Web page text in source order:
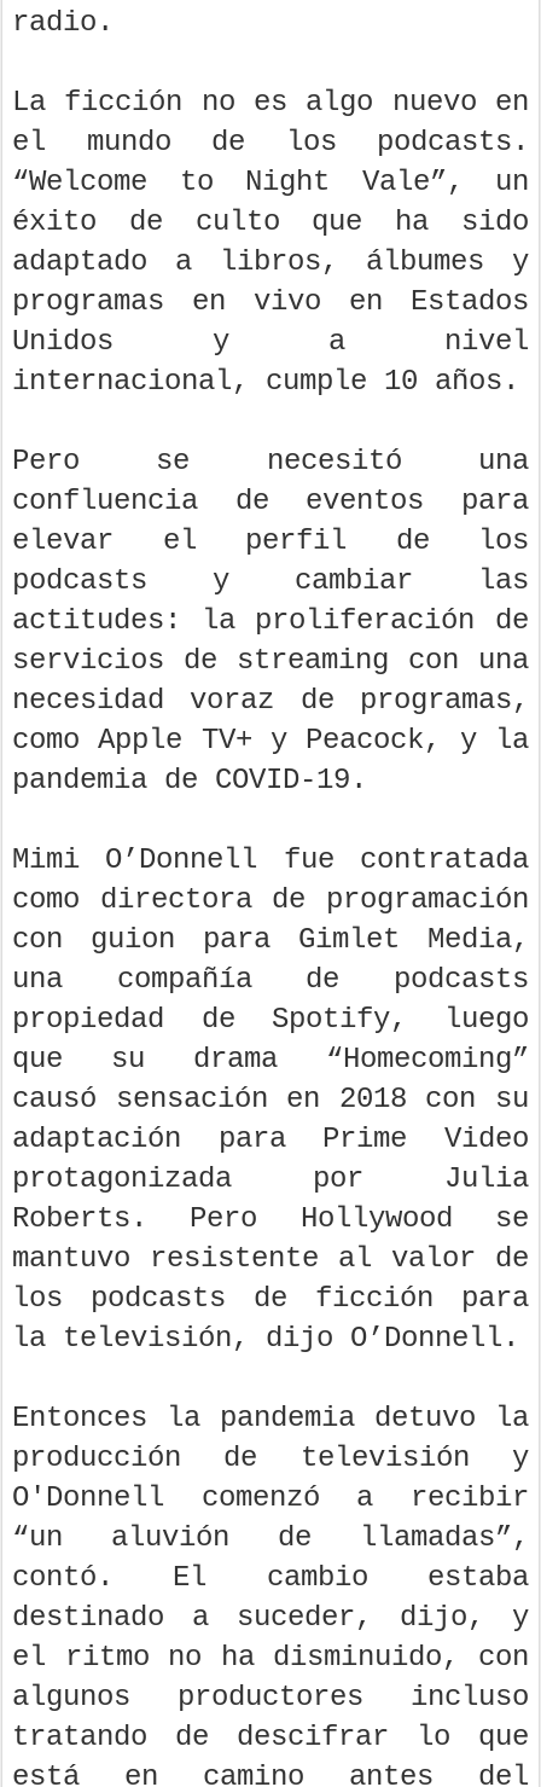
radio.
La ficción no es algo nuevo en
el mundo de los podcasts.
“Welcome to Night Vale”, un
éxito de culto que ha sido
adaptado a libros, álbumes y
programas en vivo en Estados
Unidos y a nivel
internacional, cumple 10 años.
Pero se necesitó una
confluencia de eventos para
elevar el perfil de los
podcasts y cambiar las
actitudes: la proliferación de
servicios de streaming con una
necesidad voraz de programas,
como Apple TV+ y Peacock, y la
pandemia de COVID-19.
Mimi O’Donnell fue contratada
como directora de programación
con guion para Gimlet Media,
una compañía de podcasts
propiedad de Spotify, luego
que su drama “Homecoming”
causó sensación en 2018 con su
adaptación para Prime Video
protagonizada por Julia
Roberts. Pero Hollywood se
mantuvo resistente al valor de
los podcasts de ficción para
la televisión, dijo O’Donnell.
Entonces la pandemia detuvo la
producción de televisión y
O'Donnell comenzó a recibir
“un aluvión de llamadas”,
contó. El cambio estaba
destinado a suceder, dijo, y
el ritmo no ha disminuido, con
algunos productores incluso
tratando de descifrar lo que
está en camino antes del